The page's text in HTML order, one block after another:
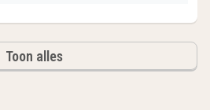
Toon alles